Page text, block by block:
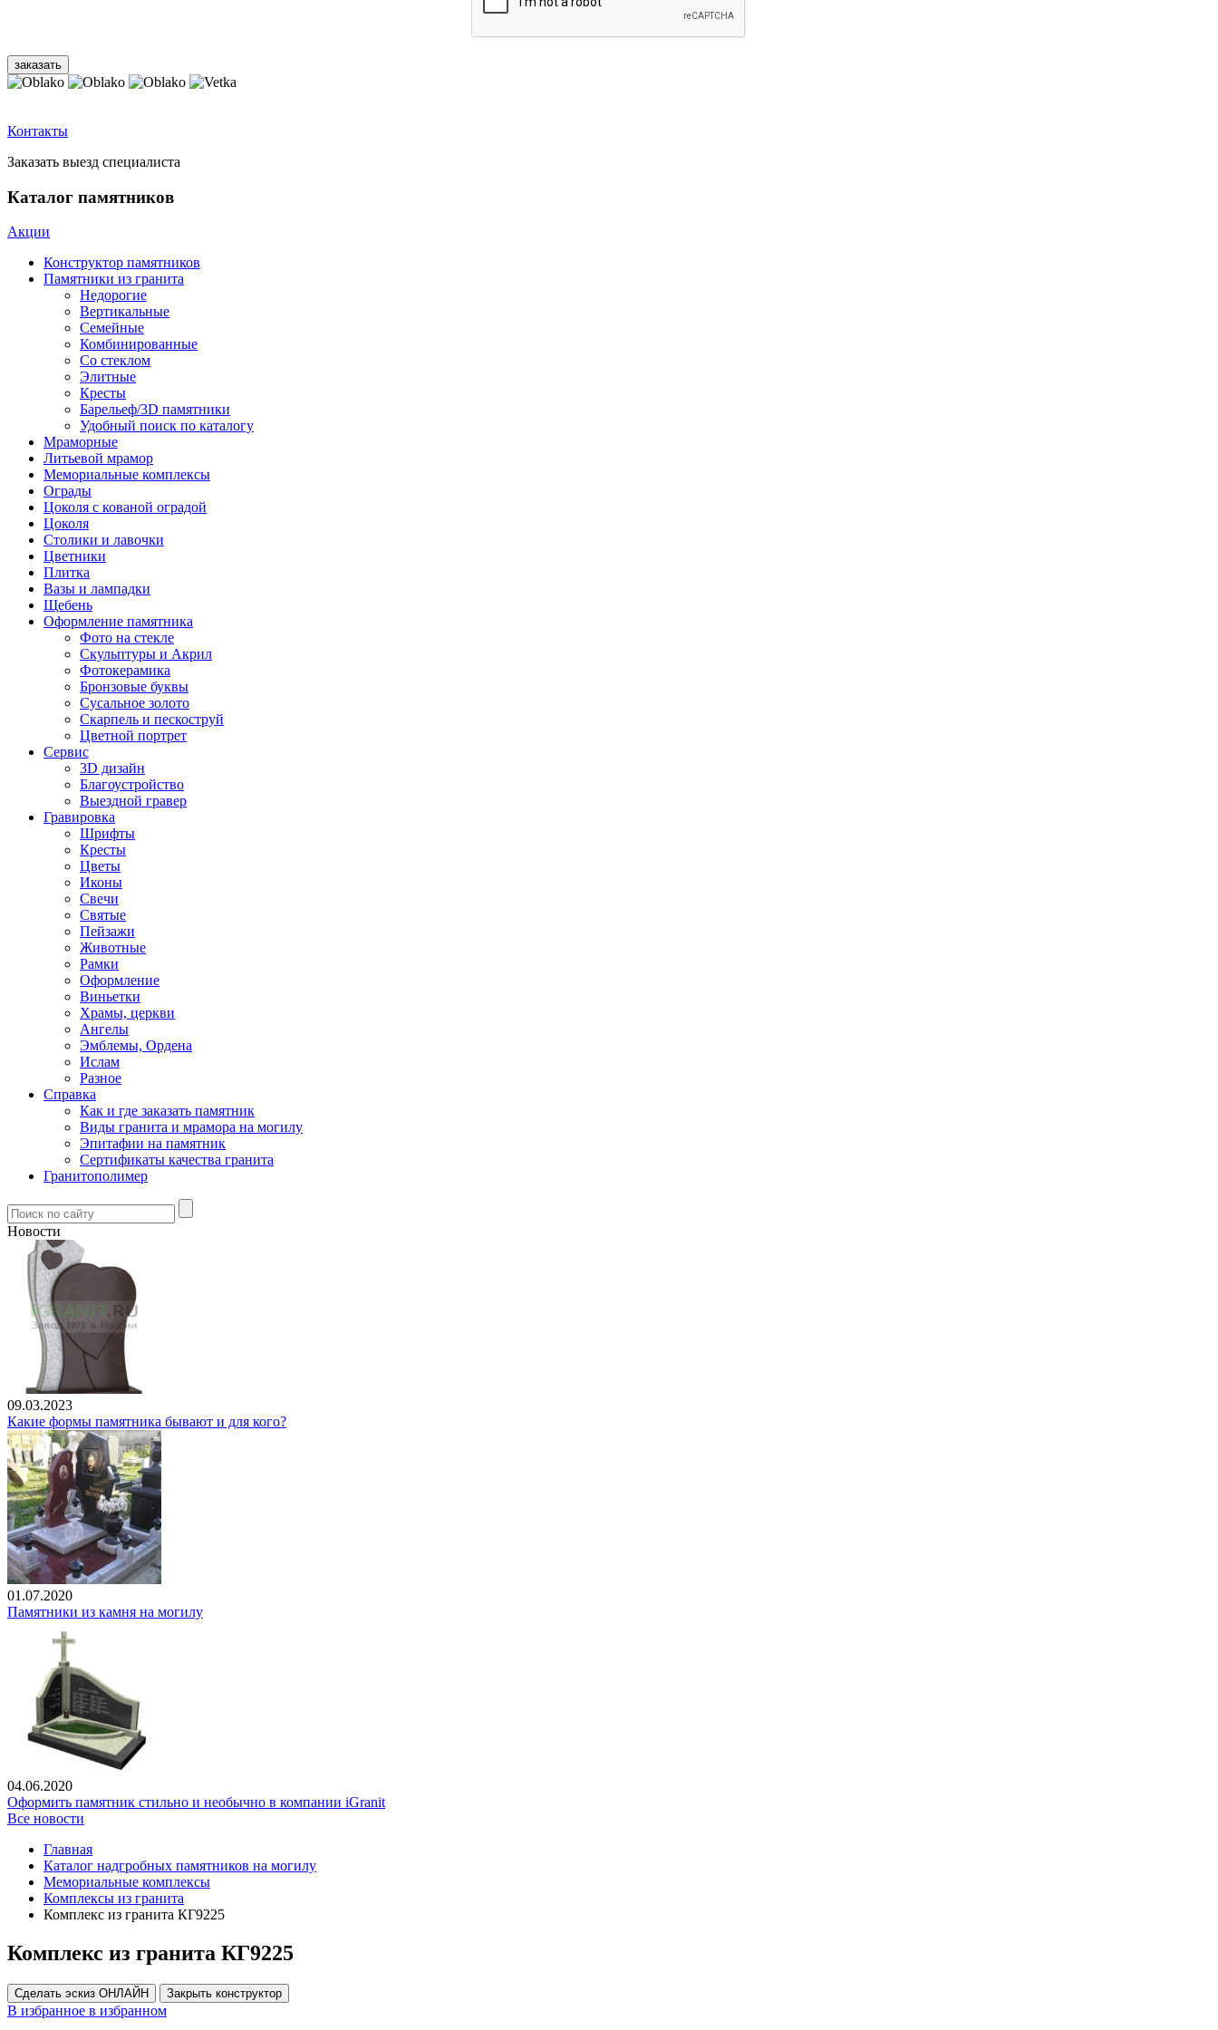
Контакты
Заказать выезд специалиста
Каталог памятников
Акции
Конструктор памятников
Памятники из гранита
Недорогие
Вертикальные
Семейные
Комбинированные
Со стеклом
Элитные
Кресты
Барельеф/3D памятники
Удобный поиск по каталогу
Мраморные
Литьевой мрамор
Мемориальные комплексы
Ограды
Цоколя с кованой оградой
Цоколя
Столики и лавочки
Цветники
Плитка
Вазы и лампадки
Щебень
Оформление памятника
Фото на стекле
Скульптуры и Акрил
Фотокерамика
Бронзовые буквы
Сусальное золото
Скарпель и пескоструй
Цветной портрет
Сервис
3D дизайн
Благоустройство
Выездной гравер
Гравировка
Шрифты
Кресты
Цветы
Иконы
Свечи
Святые
Пейзажи
Животные
Рамки
Оформление
Виньетки
Храмы, церкви
Ангелы
Эмблемы, Ордена
Ислам
Разное
Справка
Как и где заказать памятник
Виды гранита и мрамора на могилу
Эпитафии на памятник
Сертификаты качества гранита
Гранитополимер
Новости
09.03.2023
Какие формы памятника бывают и для кого?
01.07.2020
Памятники из камня на могилу
04.06.2020
Оформить памятник стильно и необычно в компании iGranit
Все новости
Главная
Каталог надгробных памятников на могилу
Мемориальные комплексы
Комплексы из гранита
Комплекс из гранита КГ9225
Комплекс из гранита КГ9225
Сделать эскиз ОНЛАЙН Закрыть конструктор
В избранное в избранном